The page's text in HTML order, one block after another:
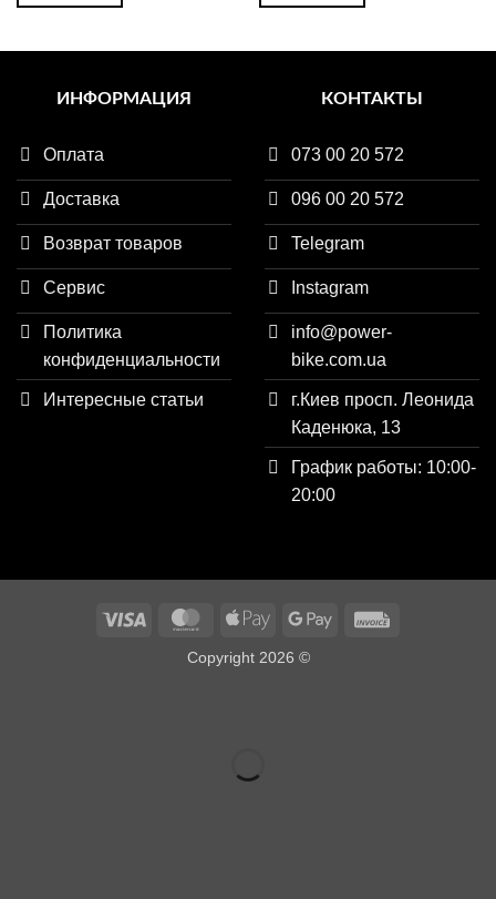
ИНФОРМАЦИЯ
Оплата
Доставка
Возврат товаров
Сервис
Политика
конфиденциальности
Интересные статьи
КОНТАКТЫ
073 00 20 572
096 00 20 572
Telegram
Instagram
info@power-
bike.com.ua
г.Киев просп. Леонида
Каденюка, 13
График работы: 10:00-
20:00
Visa MasterCardApple
Google
Copyright 2026 ©